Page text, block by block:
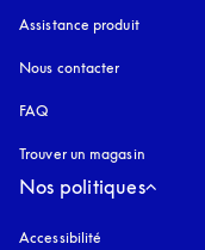
Assistance produit
Nous contacter
FAQ
Trouver un magasin
Nos politiques
Accessibilité